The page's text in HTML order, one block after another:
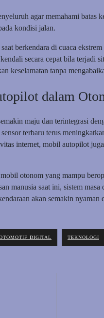
agar memahami batas
kondisi jalan.
berkendara di cuaca
secara cepat bila terjadi
keselamatan tanpa
dalam
maju dan terintegrasi
terbaru terus
internet, mobil autopilot
otonom yang mampu
manusia saat ini, sistem
akan semakin nyaman
DIGITAL TEKNOLOGI